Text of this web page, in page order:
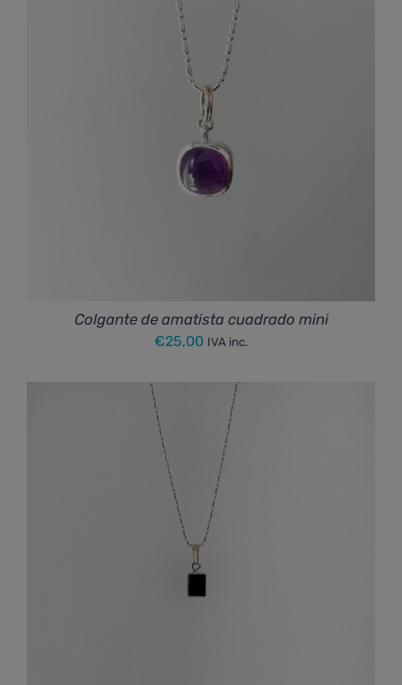
Colgante de amatista cuadrado mini
€25,00 IVA inc.